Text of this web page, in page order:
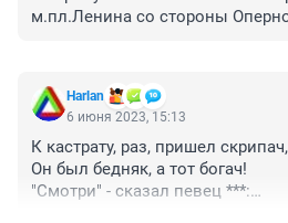
м.пл.Ленина со стороны
ситуацию!
Harlan
6 июня 2023, 15:13
К кастрату, раз, пришел скрипач,
Он был бедняк, а тот богач!
"Смотри" - сказал певец ***: